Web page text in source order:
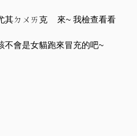
其ㄉㄨㄞ克 來~ 我檢查看看
不會是女貓跑來冒充的吧~